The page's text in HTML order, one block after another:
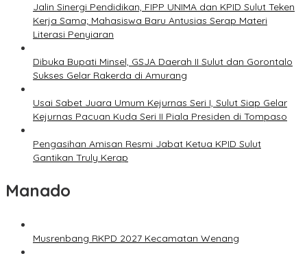
Jalin Sinergi Pendidikan, FIPP UNIMA dan KPID Sulut Teken
Kerja Sama; Mahasiswa Baru Antusias Serap Materi
Literasi Penyiaran
Dibuka Bupati Minsel, GSJA Daerah II Sulut dan Gorontalo
Sukses Gelar Rakerda di Amurang
Usai Sabet Juara Umum Kejurnas Seri I, Sulut Siap Gelar
Kejurnas Pacuan Kuda Seri II Piala Presiden di Tompaso
Pengasihan Amisan Resmi Jabat Ketua KPID Sulut
Gantikan Truly Kerap
Manado
Musrenbang RKPD 2027 Kecamatan Wenang